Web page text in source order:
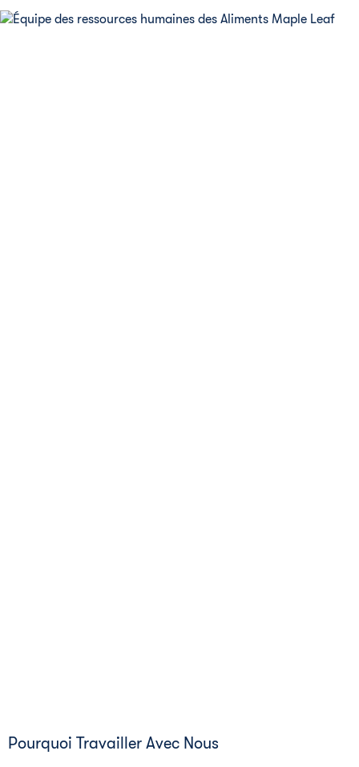
Pourquoi Travailler Avec Nous